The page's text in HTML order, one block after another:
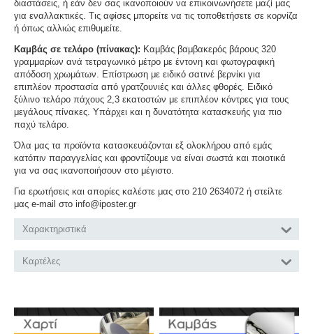
διαστάσεις, ή εάν δεν σας ικανοποιούν να επικοινωνήσετε μαζί μας
για εναλλακτικές. Τις αφίσες μπορείτε να τις τοποθετήσετε σε κορνίζα
ή όπως αλλιώς επιθυμείτε.
Καμβάς σε τελάρο (πίνακας): Καμβάς βαμβακερός βάρους 320
γραμμαρίων ανά τετραγωνικό μέτρο με έντονη και φωτογραφική
απόδοση χρωμάτων. Επίστρωση με ειδικό σατινέ βερνίκι για
επιπλέον προστασία από γρατζουνιές και άλλες φθορές. Ειδικό
ξύλινο τελάρο πάχους 2,3 εκατοστών με επιπλέον κόντρες για τους
μεγάλους πίνακες. Υπάρχει και η δυνατότητα κατασκευής για πιο
παχύ τελάρο.
Όλα μας τα προϊόντα κατασκευάζονται εξ ολοκλήρου από εμάς
κατόπιν παραγγελίας και φροντίζουμε να είναι σωστά και ποιοτικά
για να σας ικανοποιήσουν στο μέγιστο.
Για ερωτήσεις και απορίες καλέστε μας στο 210 2634072 ή στείλτε
μας e-mail στο info@iposter.gr
Χαρακτηριστικά
Καρτέλες